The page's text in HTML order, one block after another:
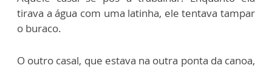
tirava a água com uma latinha, ele tentava tampar
o buraco.
O outro casal, que estava na outra ponta da canoa,